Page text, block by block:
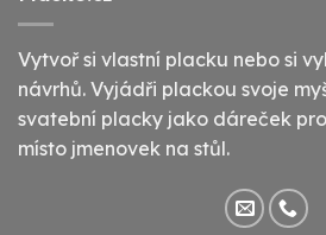
Vytvoř si vlastní placku nebo si
návrhů. Vyjádři plackou svoje
svatební placky jako dáreček
místo jmenovek na stůl.